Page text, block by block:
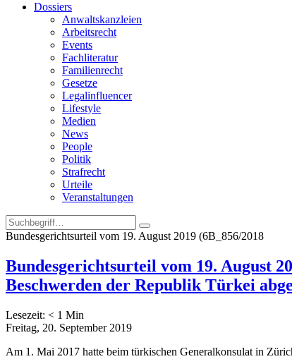
Dossiers
Anwaltskanzleien
Arbeitsrecht
Events
Fachliteratur
Familienrecht
Gesetze
Legalinfluencer
Lifestyle
Medien
News
People
Politik
Strafrecht
Urteile
Veranstaltungen
Bundesgerichtsurteil vom 19. August 2019 (6B_856/2018
Bundesgerichtsurteil vom 19. August
Beschwerden der Republik Türkei
Lesezeit: < 1 Min
Freitag, 20. September 2019
Am 1. Mai 2017 hatte beim türkischen Generalkonsulat in